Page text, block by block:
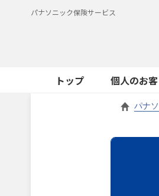
パナソニック保険サービス
トップ 個人のお
パナ